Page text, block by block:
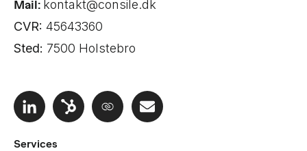
Mail: kontakt@consile.dk
CVR: 45643360
Sted: 7500 Holstebro
Services